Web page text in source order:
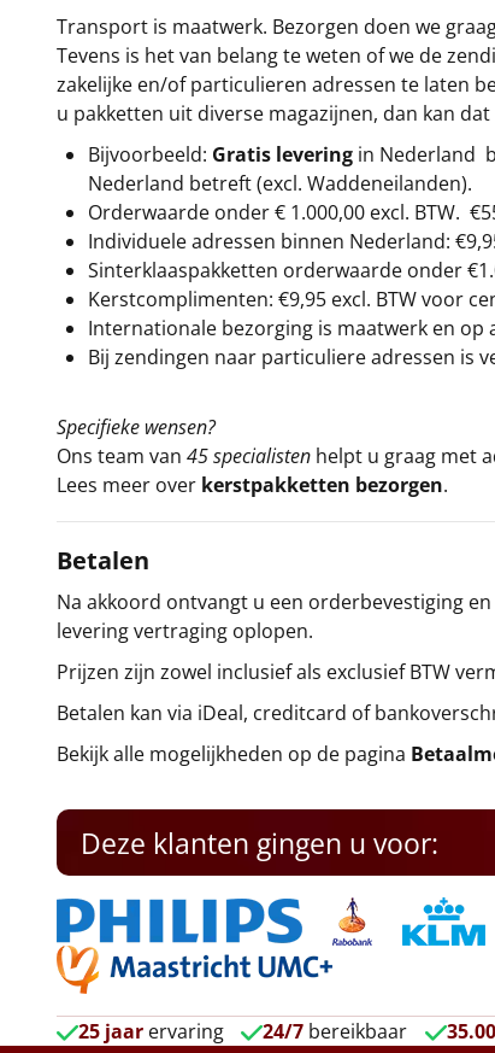
Transport is maatwerk. Bezorgen doen we
Tevens is het van belang te weten of we de
zakelijke en/of particulieren adressen te laten
u pakketten uit diverse magazijnen, dan kan
Bijvoorbeeld: Gratis levering in Nederland
Nederland betreft (excl. Waddeneilanden).
Orderwaarde onder € 1.000,00 excl. BTW.
Individuele adressen binnen Nederland:
Sinterklaaspakketten orderwaarde onder €
Kerstcomplimenten: €9,95 excl. BTW voor
Internationale bezorging is maatwerk en op
Bij zendingen naar particuliere adressen is
Specifieke wensen?
Ons team van 45 specialisten helpt u graag met
Lees meer over kerstpakketten bezorgen.
Betalen
Na akkoord ontvangt u een orderbevestiging
levering vertraging oplopen.
Prijzen zijn zowel inclusief als exclusief BTW
Betalen kan via iDeal, creditcard of
Bekijk alle mogelijkheden op de pagina
Deze klanten gingen u voor:
25 jaar ervaring 24/7 bereikbaar